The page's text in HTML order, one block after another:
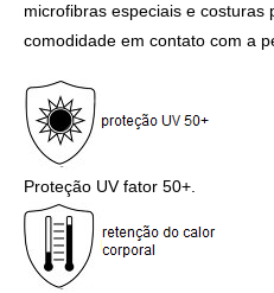
microfibras especiais e costuras
comodidade em contato com a
Proteção UV fator 50+.